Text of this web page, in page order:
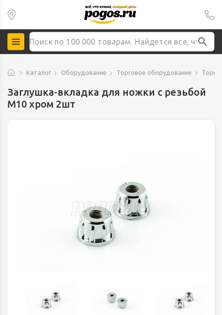
Каталог Оборудование Торговое оборудование
Заглушка-вкладка для ножки с резьбой
М10 хром 2шт